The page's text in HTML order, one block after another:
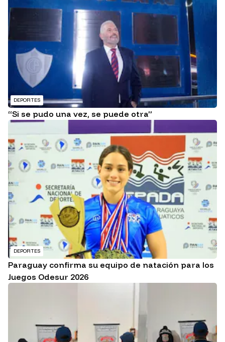
DEPORTES
“Si se pudo una vez, se puede otra”
DEPORTES
Paraguay confirma su equipo de natación para los
Juegos Odesur 2026